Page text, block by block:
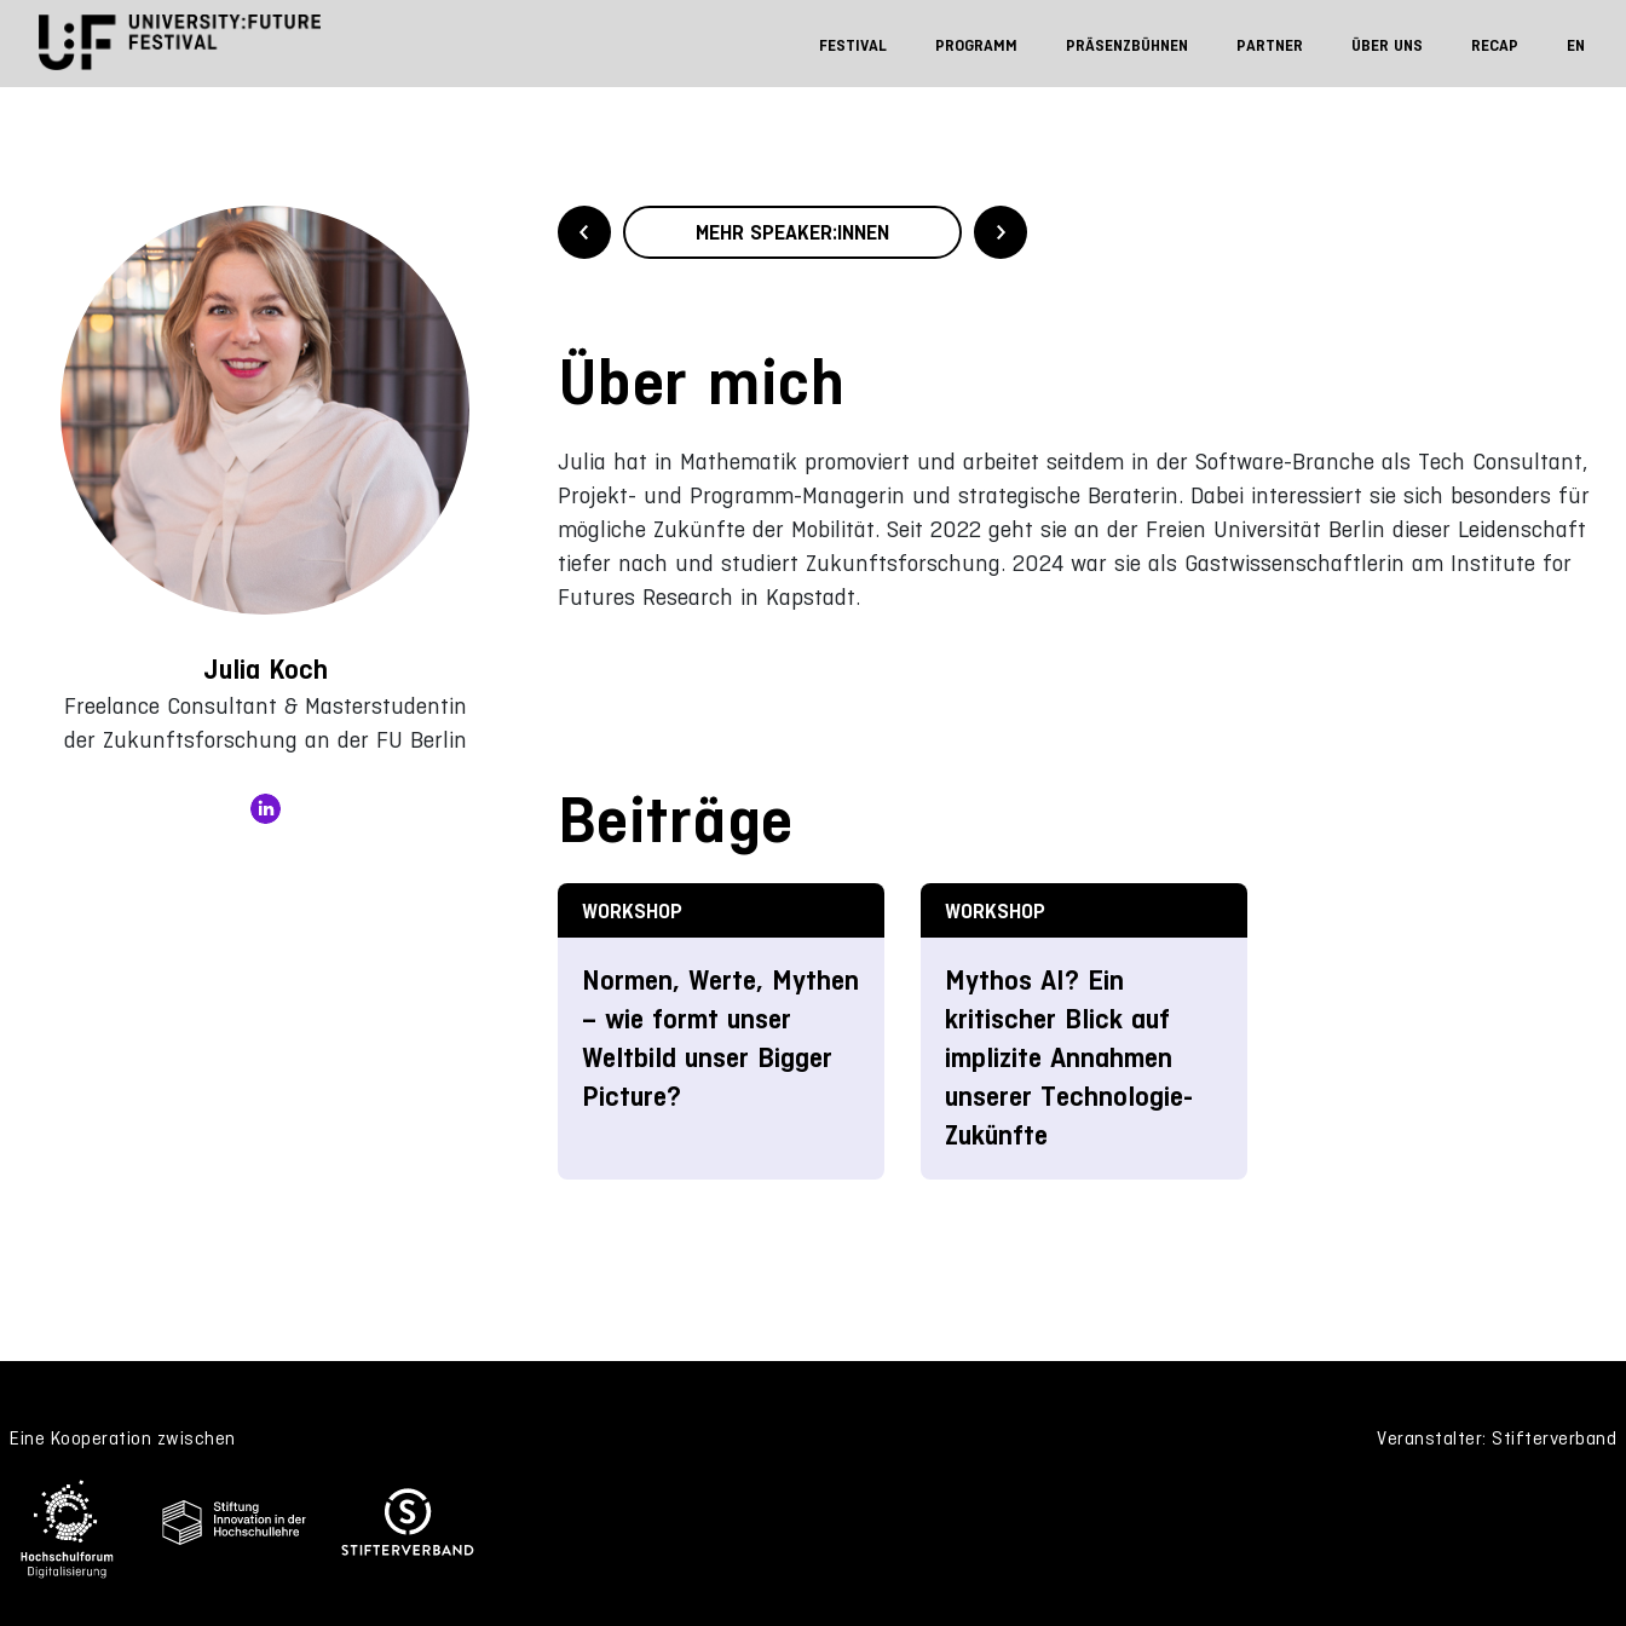
FESTIVAL PROGRAMM PRÄSENZBÜHNEN PARTNER ÜBER UNS RECAP EN
Julia Koch
Freelance Consultant & Masterstudentin
der Zukunftsforschung an der FU Berlin
MEHR SPEAKER:INNEN
Über mich
Julia hat in Mathematik promoviert und arbeitet seitdem in der Software-Branche als Tech Consultant,
Projekt- und Programm-Managerin und strategische Beraterin. Dabei interessiert sie sich besonders für
mögliche Zukünfte der Mobilität. Seit 2022 geht sie an der Freien Universität Berlin dieser Leidenschaft
tiefer nach und studiert Zukunftsforschung. 2024 war sie als Gastwissenschaftlerin am Institute for
Futures Research in Kapstadt.
Beiträge
WORKSHOP
Normen, Werte, Mythen
– wie formt unser
Weltbild unser Bigger
Picture?
WORKSHOP
Mythos AI? Ein
kritischer Blick auf
implizite Annahmen
unserer Technologie-
Zukünfte
Eine Kooperation zwischen Veranstalter: Stifterverband